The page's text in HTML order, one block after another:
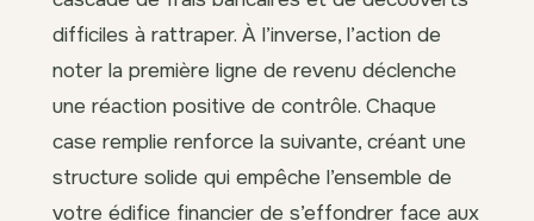
difficiles à rattraper. À l’inverse, l’action de
noter la première ligne de revenu déclenche
une réaction positive de contrôle. Chaque
case remplie renforce la suivante, créant une
structure solide qui empêche l’ensemble de
votre édifice financier de s’effondrer face aux